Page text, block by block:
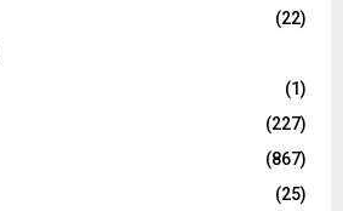
(22)
(1)
(227)
(867)
(25)